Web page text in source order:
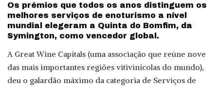
Os prémios que todos os anos distinguem os
melhores serviços de enoturismo a nível
mundial elegeram a Quinta do Bomfim, da
Symington, como vencedor global.
A Great Wine Capitals (uma associação que reúne nove
das mais importantes regiões vitivinícolas do mundo),
deu o galardão máximo da categoria de Serviços de